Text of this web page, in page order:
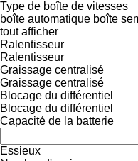
Type de boîte de vitesses
boîte automatique boîte
tout afficher
Ralentisseur
Ralentisseur
Graissage centralisé
Graissage centralisé
Blocage du différentiel
Blocage du différentiel
Capacité de la batterie
Essieux